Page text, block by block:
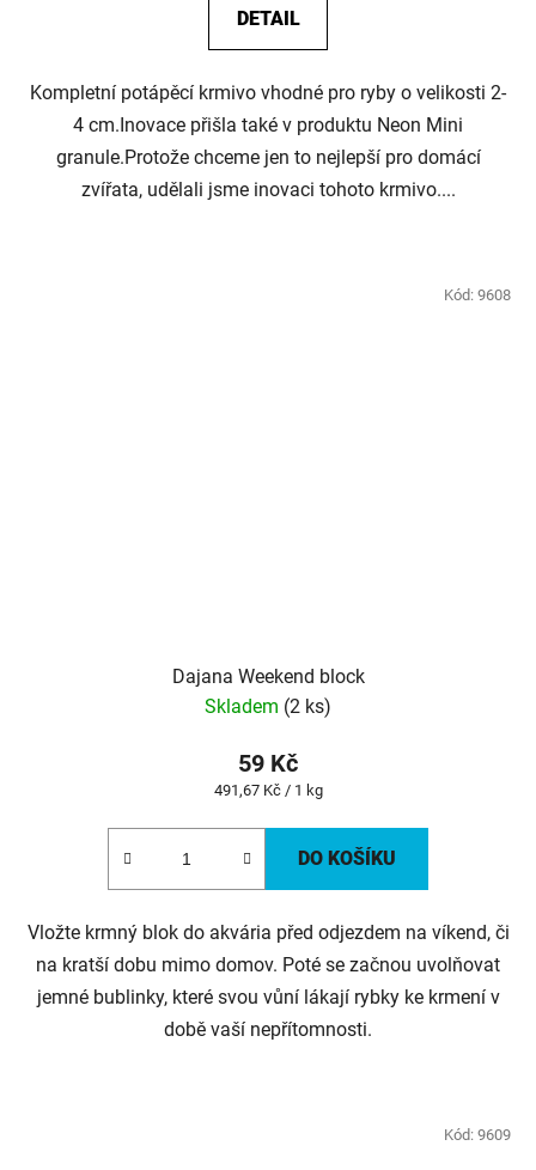
DETAIL
Kompletní potápěcí krmivo vhodné pro ryby o velikosti 2-
4 cm.Inovace přišla také v produktu Neon Mini
granule.Protože chceme jen to nejlepší pro domácí
zvířata, udělali jsme inovaci tohoto krmivo....
Dajana Weekend block
Skladem (2 ks)
59 Kč
Měrná
491,67 Kč / 1 kg
DO KOŠÍKU
Vložte krmný blok do akvária před odjezdem na víkend, či
na kratší dobu mimo domov. Poté se začnou uvolňovat
jemné bublinky, které svou vůní lákají rybky ke krmení v
době vaší nepřítomnosti.
Kód: 9608
Kód: 9609